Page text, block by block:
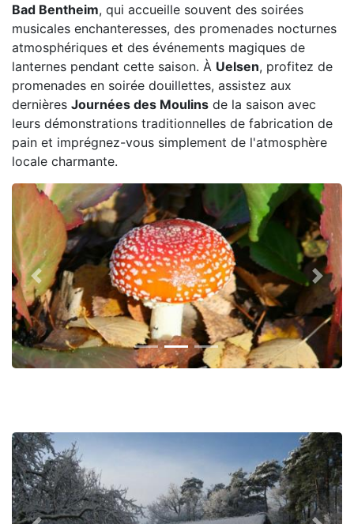
Bad Bentheim, qui accueille souvent des soirées
musicales enchanteresses, des promenades nocturnes
atmosphériques et des événements magiques de
lanternes pendant cette saison. À Uelsen, profitez de
promenades en soirée douillettes, assistez aux
dernières Journées des Moulins de la saison avec
leurs démonstrations traditionnelles de fabrication de
pain et imprégnez-vous simplement de l'atmosphère
locale charmante.
Previous Next